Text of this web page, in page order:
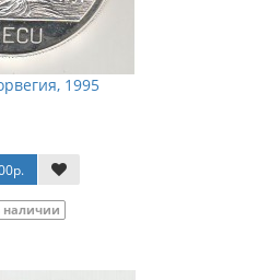
1995
наличии